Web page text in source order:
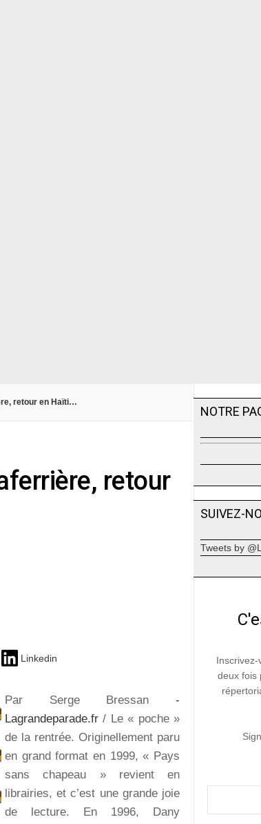
retour en Haïti…
retour
Linkedin
Par Serge Bressan-
Lagrandeparade.fr / Le « poche »
de la rentrée. Originellement paru
en grand format en 1999, « Pays
sans chapeau » revient en
librairies, et c’est une grande joie
de lecture. En 1996, Dany
NOTRE
SUIVEZ-
Tweets by
deux fois